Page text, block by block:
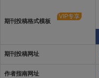
期刊投稿格式模板
VIP专享
期刊投稿网址
作者指南网址